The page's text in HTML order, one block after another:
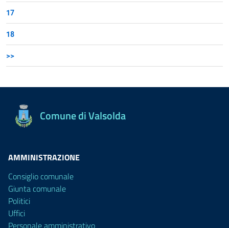
17
18
>>
Comune di Valsolda
AMMINISTRAZIONE
Consiglio comunale
Giunta comunale
Politici
Uffici
Personale amministrativo